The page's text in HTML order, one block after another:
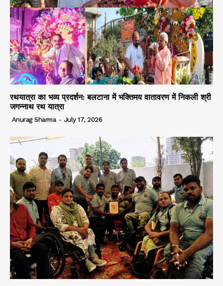
रथयात्रा का भव्य प्रदर्शन: बलटाना में भक्तिमय वातावरण में निकली श्री
जगन्नाथ रथ यात्रा
Anurag Sharma - July 17, 2026